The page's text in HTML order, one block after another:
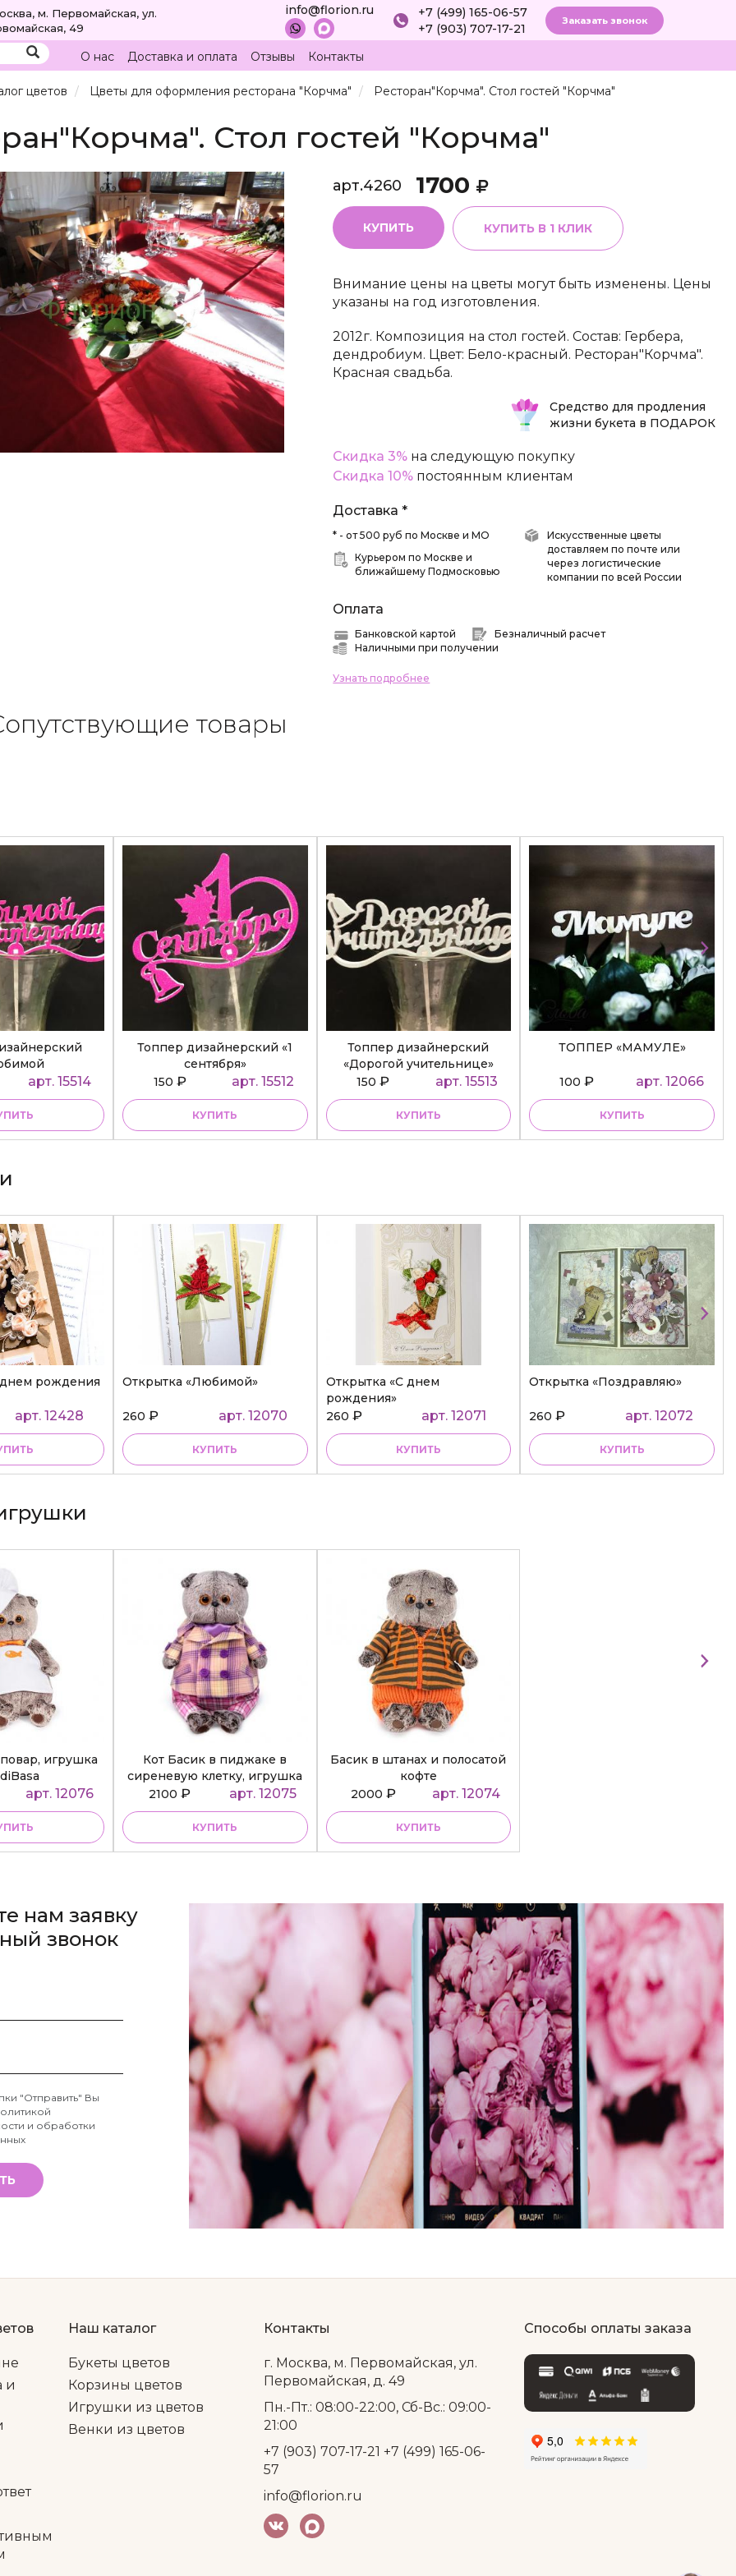
м. Первомайская, ул.
49
info@florion.ru
+7 (499) 165-06-57
+7 (903) 707-17-21
Заказать звонок
О нас Доставка и оплата Отзывы Контакты
цветов Цветы для оформления ресторана "Корчма" Ресторан"Корчма". Стол гостей "Корчма"
Стол гостей "Корчма"
арт.4260 1700
КУПИТЬ КУПИТЬ В 1 КЛИК
Внимание цены на цветы могут быть изменены. Цены
указаны на год изготовления.
2012г. Композиция на стол гостей. Состав: Гербера,
дендробиум. Цвет: Бело-красный. Ресторан"Корчма".
Красная свадьба.
Средство для продления
жизни букета в ПОДАРОК
Скидка 3% на следующую покупку
Скидка 10% постоянным клиентам
Доставка *
* - от 500 руб по Москве и МО
Курьером по Москве и
ближайшему Подмосковью
Искусственные цветы
доставляем по почте или
через логистические
компании по всей России
Оплата
Банковской картой
Безналичный расчет
Наличными при получении
Узнать подробнее
товары
арт. 15514
Топпер дизайнерский «1
сентября»
150 ₽ арт. 15512
КУПИТЬ
Топпер дизайнерский
«Дорогой учительнице»
150₽ арт. 15513
КУПИТЬ
ТОППЕР «МАМУЛЕ»
100₽ арт. 12066
КУПИТЬ
рождения
арт. 12428
Открытка «Любимой»
260 ₽ арт. 12070
КУПИТЬ
Открытка «С днем
рождения»
260 ₽ арт. 12071
КУПИТЬ
Открытка «Поздравляю»
260₽ арт. 12072
КУПИТЬ
игрушка
арт. 12076
Кот Басик в пиджаке в
сиреневую клетку, игрушка
BudiBasa
2100₽ арт. 12075
КУПИТЬ
Басик в штанах и полосатой
кофте
2000 ₽ арт. 12074
КУПИТЬ
нам заявку
звонок
"Отправить" Вы
и обработки
и
Наш каталог
Букеты цветов
Корзины цветов
Игрушки из цветов
Венки из цветов
Контакты
г. Москва, м. Первомайская, ул.
Первомайская, д. 49
Пн.-Пт.: 08:00-22:00, Сб-Вс.: 09:00-
21:00
+7 (903) 707-17-21 +7 (499) 165-06-
57
info@florion.ru
Способы оплаты заказа